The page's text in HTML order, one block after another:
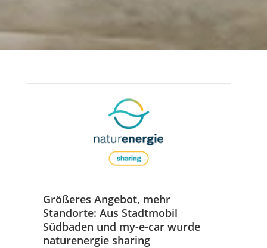
Größeres Angebot, mehr
Standorte: Aus Stadtmobil
Südbaden und my-e-car wurde
naturenergie sharing